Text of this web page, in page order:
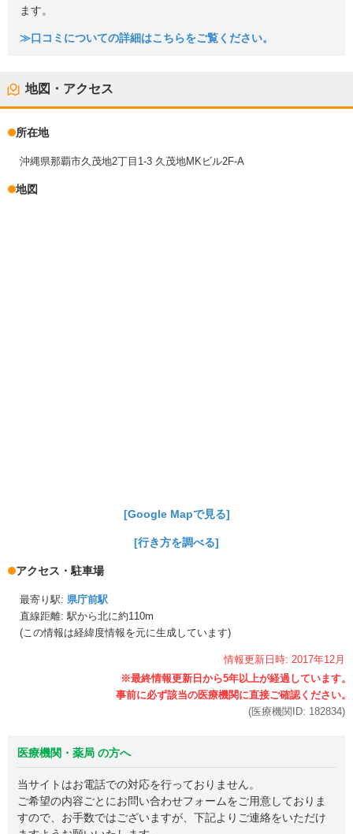
ます。
≫口コミについての詳細はこちらをご覧ください。
地図・アクセス
所在地
沖縄県那覇市久茂地2丁目1-3 久茂地MKビル2F-A
地図
[Google Mapで見る]
[行き方を調べる]
アクセス・駐車場
最寄り駅: 県庁前駅
直線距離: 駅から北に約110m
(この情報は経緯度情報を元に生成しています)
情報更新日時: 2017年12月
(医療機関ID: 182834)
医療機関・薬局 の方へ
当サイトはお電話での対応を行っておりません。
ご希望の内容ごとにお問い合わせフォームをご用意しておりま
すので、お手数ではございますが、下記よりご連絡をいただけ